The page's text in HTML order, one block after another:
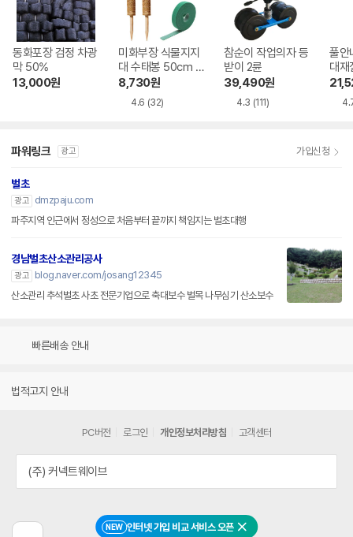
NEW 인터넷 가입 비교 서비스 오픈 닫기
동화포장 검정 차광
막 50%
13,000원
미화부장 식물지지
대 수태봉 50cm 2
개 + 벨크로 1개 +
이름표 5개
8,730원
4.6 (32)
참순이 작업의자 등
받이 2륜
39,490원
4.3 (111)
풀안
대재
파워링크 광고 가입신청
벌초
광고
dmzpaju.com
파주지역 인근에서 정성으로 처음부터 끝까지 책임지는 벌초대행
경남벌초산소관리공사
광고
blog.naver.com/josang12345
산소관리 추석벌초 사초 전문기업으로 축대보수 벌목 나무심기 산소보수
빠른배송 안내
법적고지 안내
PC버전 로그인 개인정보처리방침 고객센터
(주) 커넥트웨이브